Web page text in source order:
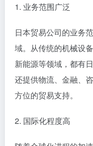
1. 业务范围广泛
日本贸易公司的业务
域。从传统的机械设
新能源等领域，都有
还提供物流、金融、
方位的贸易支持。
2. 国际化程度高